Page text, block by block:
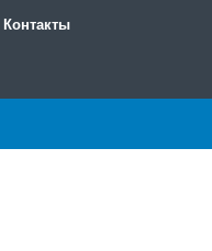
Контакты